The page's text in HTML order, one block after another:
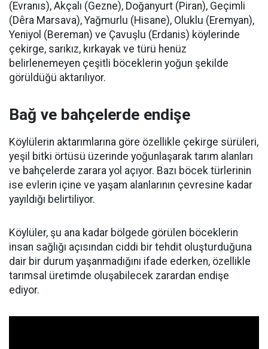
(Evranıs), Akçalı (Gezne), Doğanyurt (Piran), Geçimli
(Dêra Marsava), Yağmurlu (Hisane), Oluklu (Eremyan),
Yeniyol (Bereman) ve Çavuşlu (Erdanis) köylerinde
çekirge, sarıkız, kırkayak ve türü henüz
belirlenemeyen çeşitli böceklerin yoğun şekilde
görüldüğü aktarılıyor.
Bağ ve bahçelerde endişe
Köylülerin aktarımlarına göre özellikle çekirge sürüleri,
yeşil bitki örtüsü üzerinde yoğunlaşarak tarım alanları
ve bahçelerde zarara yol açıyor. Bazı böcek türlerinin
ise evlerin içine ve yaşam alanlarının çevresine kadar
yayıldığı belirtiliyor.
Köylüler, şu ana kadar bölgede görülen böceklerin
insan sağlığı açısından ciddi bir tehdit oluşturduğuna
dair bir durum yaşanmadığını ifade ederken, özellikle
tarımsal üretimde oluşabilecek zarardan endişe
ediyor.